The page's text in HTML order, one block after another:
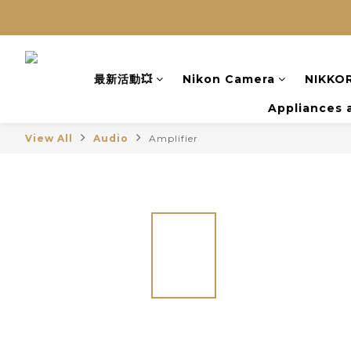
最新活動💥
Nikon Camera
Appliances
View All Audio Amplifier